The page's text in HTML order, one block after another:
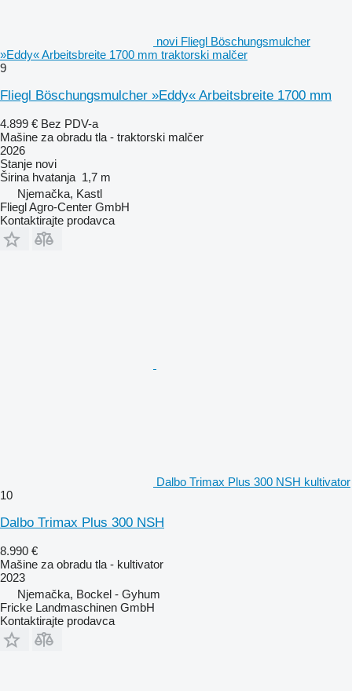
novi Fliegl Böschungsmulcher
»Eddy« Arbeitsbreite 1700 mm traktorski malčer
9
Fliegl Böschungsmulcher »Eddy« Arbeitsbreite 1700 mm
4.899 € Bez PDV-a
Mašine za obradu tla - traktorski malčer
2026
Stanje novi
Širina hvatanja 1,7 m
Njemačka, Kastl
Fliegl Agro-Center GmbH
Kontaktirajte prodavca
Dalbo Trimax Plus 300 NSH kultivator
10
Dalbo Trimax Plus 300 NSH
8.990 €
Mašine za obradu tla - kultivator
2023
Njemačka, Bockel - Gyhum
Fricke Landmaschinen GmbH
Kontaktirajte prodavca